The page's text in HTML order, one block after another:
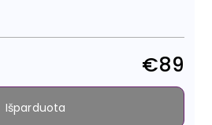
€89
Išparduota